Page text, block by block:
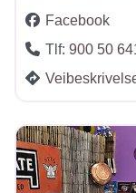
Facebook
Tlf: 900 50